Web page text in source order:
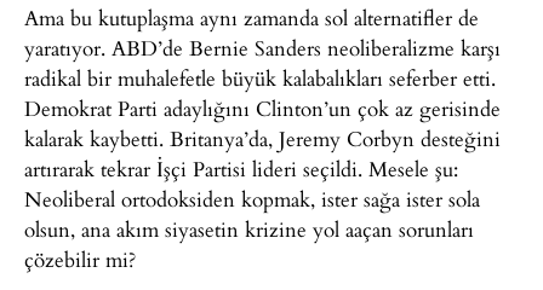
Ama bu kutuplaşma aynı zamanda sol alternatifler de
yaratıyor. ABD’de Bernie Sanders neoliberalizme karşı
radikal bir muhalefetle büyük kalabalıkları seferber etti.
Demokrat Parti adaylığını Clinton’un çok az gerisinde
kalarak kaybetti. Britanya’da, Jeremy Corbyn desteğini
artırarak tekrar İşçi Partisi lideri seçildi. Mesele şu:
Neoliberal ortodoksiden kopmak, ister sağa ister sola
olsun, ana akım siyasetin krizine yol aaçan sorunları
çözebilir mi?